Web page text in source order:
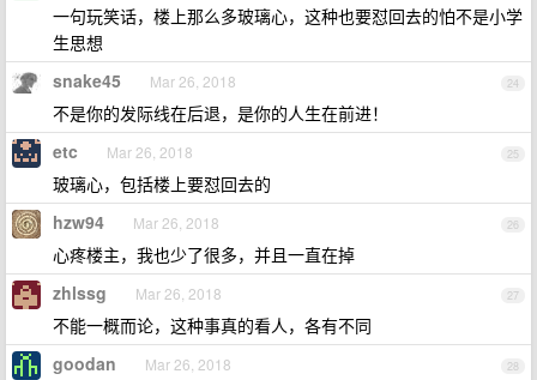
一句玩笑话，楼上那么多玻璃心，这种也要怼回去的怕不是小学
生思想
24
snake45 Mar 26, 2018
不是你的发际线在后退，是你的人生在前进！
25
etc Mar 26, 2018
玻璃心，包括楼上要怼回去的
26
hzw94 Mar 26, 2018
心疼楼主，我也少了很多，并且一直在掉
27
zhlssg Mar 26, 2018
不能一概而论，这种事真的看人，各有不同
28
goodan Mar 26, 2018